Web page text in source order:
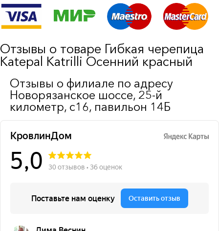
Отзывы о товаре Гибкая черепица
Katepal Katrilli Осенний красный
Отзывы о филиале по адресу
Новорязанское шоссе, 25-й
километр, с16, павильон 14Б